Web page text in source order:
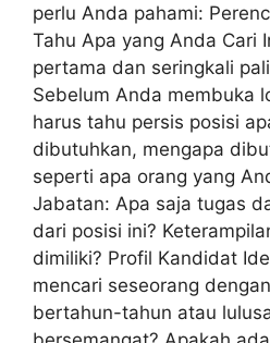
perlu Anda pahami:
Tahu Apa yang Anda Cari
pertama dan seringkali
Sebelum Anda membuka
harus tahu persis posisi
dibutuhkan, mengapa
seperti apa orang yang
Jabatan: Apa saja tugas
dari posisi ini?
dimiliki? Profil Kandidat
mencari seseorang
bertahun-tahun atau